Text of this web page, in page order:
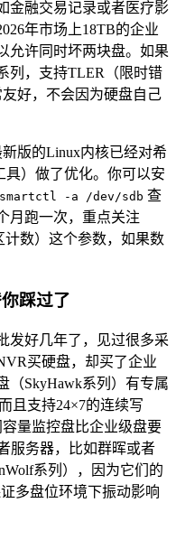
金融交易记录或者医疗影
年市场上18TB的企业
允许同时坏两块盘。如果
列，支持TLER（限时错
好，不会因为硬盘自己
版的Linux内核已经对希
具）做了优化。你可以安
smartctl -a /dev/sdb 查
月跑一次，重点关注
计数）这个参数，如果数
踩过了
发好几年了，见过很多采
买硬盘，却买了企业
（SkyHawk系列）有专属
且支持24×7的连续写
量监控盘比企业级盘要
服务器，比如群晖或者
系列），因为它们的
多盘位环境下振动影响